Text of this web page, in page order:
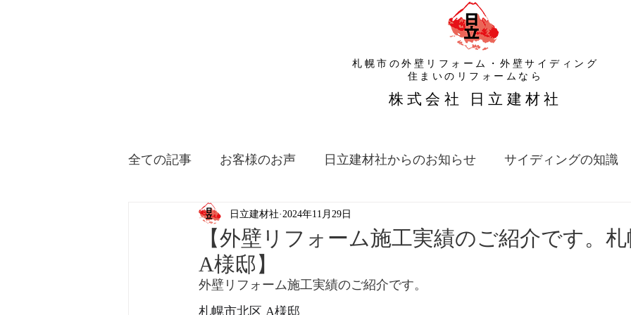
札幌市の外壁リフォーム・外壁サイディング
​住まいのリフォームなら
​株式会社 日立建材社
全ての記事 お客様のお声 日立建材社からのお知らせ サイディングの知識
【外壁リフォーム施工実績のご紹介です。
A様邸】
日立建材社 2024年11月29日
外壁リフォーム施工実績のご紹介です。
札幌市北区 A様邸